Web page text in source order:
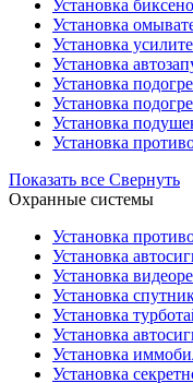
Установка
Установка
Установка
Установка
Установка
Установка
Установка
Установка
Показать все Свернуть
Охранные системы
Установка
Установка
Установка
Установка
Установка
Установка
Установка
Установка